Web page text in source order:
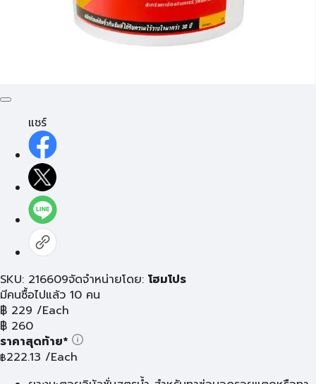
แชร์
SKU: 216609จัดจำหน่ายโดย: โฮมโปร
มีคนซื้อไปแล้ว 10 คน
฿ 229 /Each
฿ 260
ราคาสุดท้าย*
฿222.13 /Each